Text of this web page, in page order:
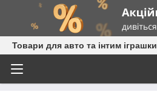
Товари для авто та інтим іграшки